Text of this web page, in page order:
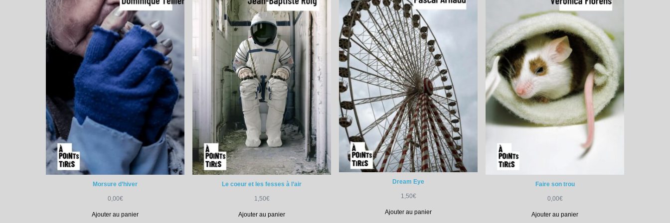
Morsure d’hiver
0,00€
Ajouter au panier
Le coeur et les fesses à l’air
1,50€
Ajouter au panier
Dream Eye
1,50€
Ajouter au panier
Faire son trou
0,00€
Ajouter au panier